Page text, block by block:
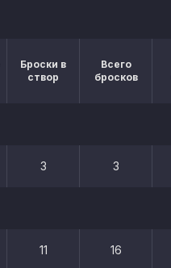
Броски в
створ
Всего
бросков
3 3
11 16